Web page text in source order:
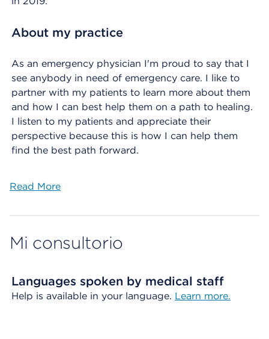
About my practice
As an emergency physician I'm proud to say that I
see anybody in need of emergency care. I like to
partner with my patients to learn more about them
and how I can best help them on a path to healing.
I listen to my patients and appreciate their
perspective because this is how I can help them
find the best path forward.
Read More
Mi consultorio
Languages spoken by medical staff
Help is available in your language. Learn more.